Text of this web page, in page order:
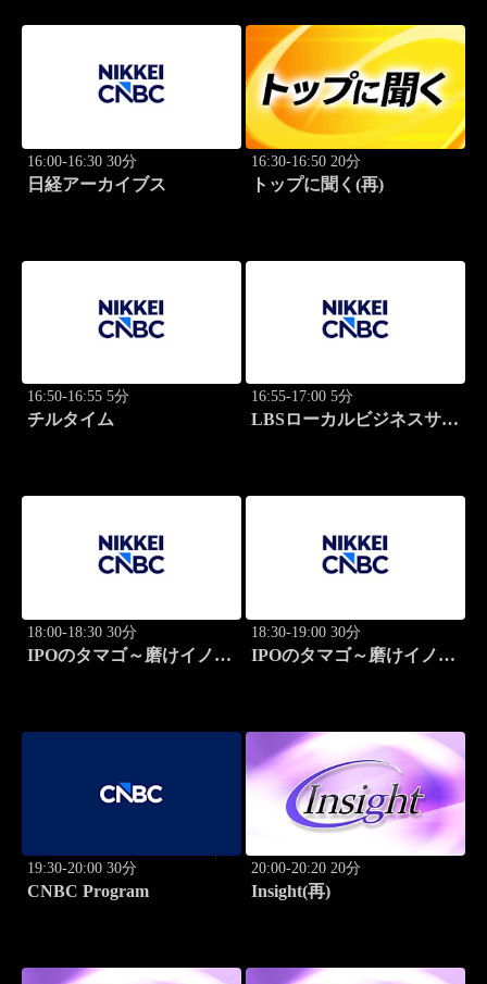
16:00-16:30 30分
日経アーカイブス
16:30-16:50 20分
トップに聞く(再)
16:50-16:55 5分
チルタイム
16:55-17:00 5分
LBSローカルビジネスサテ
18:00-18:30 30分
IPOのタマゴ～磨けイノベ
18:30-19:00 30分
IPOのタマゴ～磨けイノベ
19:30-20:00 30分
CNBC Program
20:00-20:20 20分
Insight(再)